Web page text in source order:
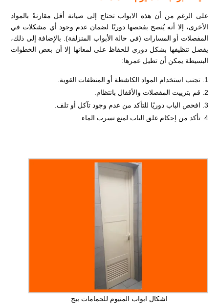
على الرغم من أن هذه الابواب تحتاج إلى صيانة أقل مقارنةً بالمواد
الأخرى، إلا أنه يُنصح بفحصها دوريًا لضمان عدم وجود أي مشكلات في
المفصلات أو المسارات (في حالة الأبواب المنزلقة). بالإضافة إلى ذلك،
يفضل تنظيفها بشكل دوري للحفاظ على لمعانها إلا أن بعض الخطوات
البسيطة يمكن أن تطيل عمرها:
تجنب استخدام المواد الكاشطة أو المنظفات القوية.
قم بتزييت المفصلات والأقفال بانتظام.
افحص الباب دوريًا للتأكد من عدم وجود تآكل أو تلف.
تأكد من إحكام غلق الباب لمنع تسرب الماء.
اشكال ابواب المنيوم للحمامات بيج